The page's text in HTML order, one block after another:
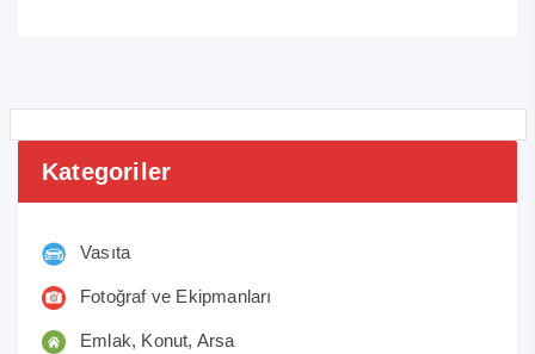
Kategoriler
Vasıta
Fotoğraf ve Ekipmanları
Emlak, Konut, Arsa